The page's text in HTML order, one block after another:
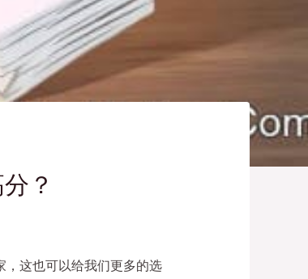
？
这也可以给我们更多的选